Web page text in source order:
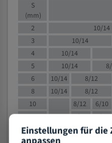
S
(mm)
2
10/14
3
10/14
4
10/14
5
10/14
6
10/14 8/12
8
10/14 8/12
10
8/12 6/10
12
8/12 6/10
15
8/12 6/10
Einstellungen für die